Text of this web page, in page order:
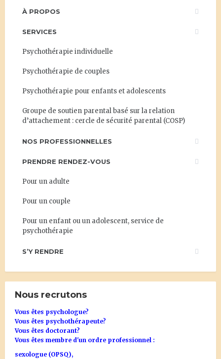
À PROPOS
SERVICES
Psychothérapie individuelle
Psychothérapie de couples
Psychothérapie pour enfants et adolescents
Groupe de soutien parental basé sur la relation
d’attachement : cercle de sécurité parental (COSP)
NOS PROFESSIONNELLES
PRENDRE RENDEZ-VOUS
Pour un adulte
Pour un couple
Pour un enfant ou un adolescent, service de
psychothérapie
S’Y RENDRE
Nous recrutons
Vous êtes psychologue?
Vous êtes psychothérapeute?
Vous êtes doctorant?
Vous êtes membre d'un ordre professionnel :
sexologue (OPSQ),